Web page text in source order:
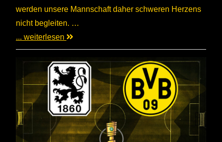
werden unsere Mannschaft daher schweren Herzens
nicht begleiten. …
... weiterlesen